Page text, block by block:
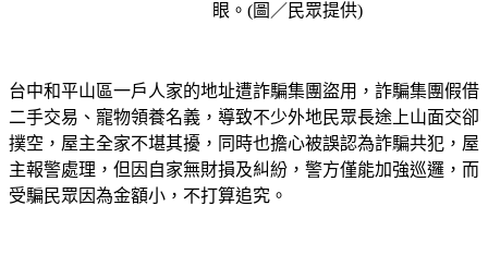
眼。(圖／民眾提供)
台中和平山區一戶人家的地址遭詐騙集團盜用，詐騙集團假借
二手交易、寵物領養名義，導致不少外地民眾長途上山面交卻
撲空，屋主全家不堪其擾，同時也擔心被誤認為詐騙共犯，屋
主報警處理，但因自家無財損及糾紛，警方僅能加強巡邏，而
受騙民眾因為金額小，不打算追究。